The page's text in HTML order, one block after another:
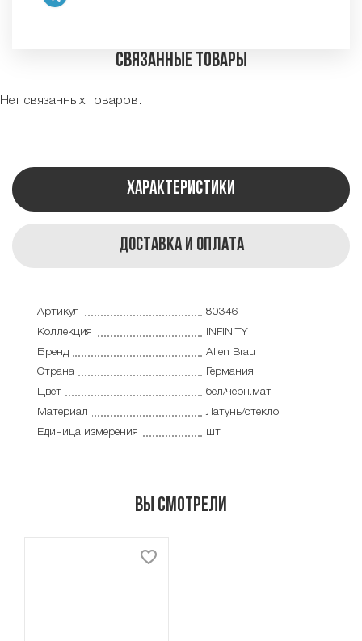
Связанные товары
Нет связанных товаров.
Характеристики
Доставка и оплата
Артикул
80346
Коллекция
INFINITY
Бренд
Allen Brau
Страна
Германия
Цвет
бел/черн.мат
Материал
Латунь/стекло
Единица измерения
шт
Вы смотрели